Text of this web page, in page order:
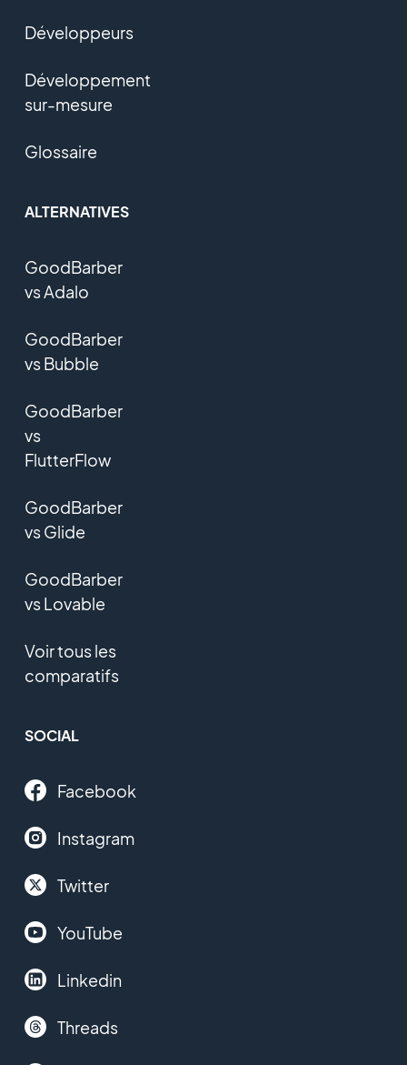
Développeurs
Développement
sur-mesure
Glossaire
ALTERNATIVES
GoodBarber
vs Adalo
GoodBarber
vs Bubble
GoodBarber
vs
FlutterFlow
GoodBarber
vs Glide
GoodBarber
vs Lovable
Voir tous les
comparatifs
SOCIAL
Facebook
Instagram
Twitter
YouTube
Linkedin
Threads